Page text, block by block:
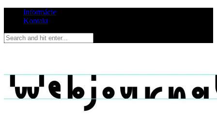
Informácie
Kontakt